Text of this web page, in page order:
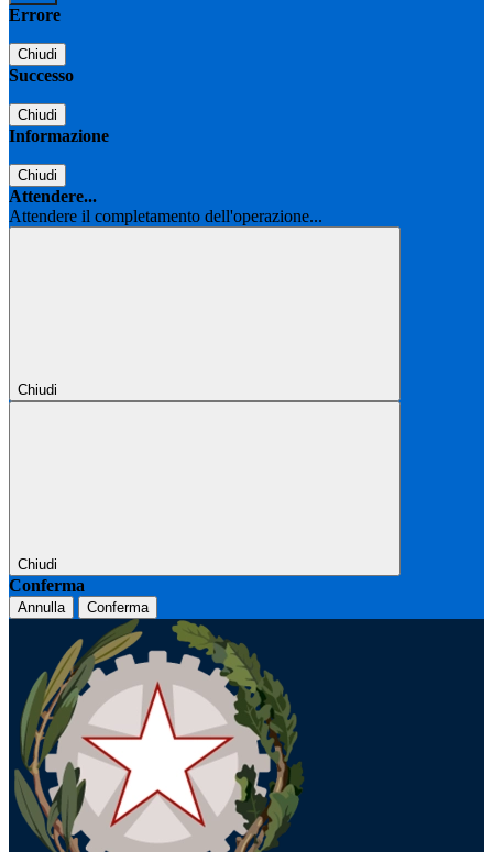
Errore
Chiudi
Successo
Chiudi
Informazione
Chiudi
Attendere...
Attendere il completamento dell'operazione...
Chiudi
Chiudi
Conferma
Annulla Conferma